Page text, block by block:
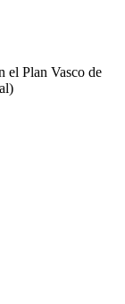
el Plan Vasco de